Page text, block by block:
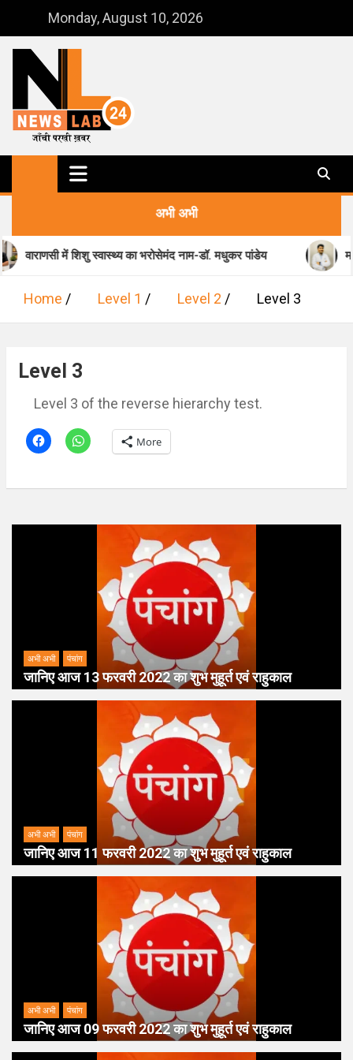
content
Monday, August 10, 2026
NewsLab24
जाँची परखी ख़बर
अभी अभी
में शिशु स्वास्थ्य का भरोसेमंद नाम-डॉ. मधुकर पांडेय
Home Level 1 Level 2 Level 3
Level 3
Level 3 of the reverse hierarchy test.
More
अभी अभी पंचांग
जानिए आज 13 फरवरी 2022 का शुभ मुहूर्त एवं राहुकाल
अभी अभी पंचांग
जानिए आज 11 फरवरी 2022 का शुभ मुहूर्त एवं राहुकाल
अभी अभी पंचांग
जानिए आज 09 फरवरी 2022 का शुभ मुहूर्त एवं राहुकाल